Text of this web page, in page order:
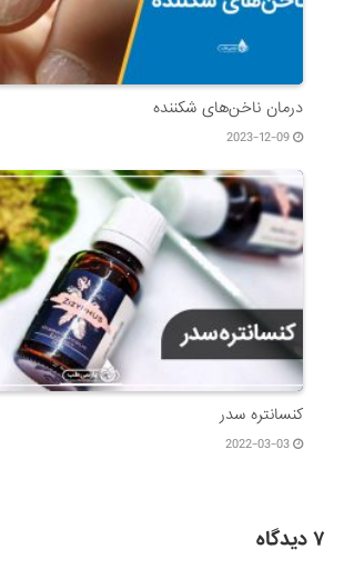
درمان ناخن‌های شکننده
2023-12-09
کنسانتره سدر
2022-03-03
۷ دیدگاه